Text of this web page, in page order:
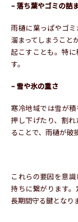
– 落ち葉やゴミの詰
雨樋に葉っぱやゴ
溜まってしまうこと
起こすことも。特
す。
– 雪や氷の重さ
寒冷地域では雪が
押し下げたり、割
ることで、雨樋が破
これらの要因を意
持ちに繋がります
長期間守る鍵となり